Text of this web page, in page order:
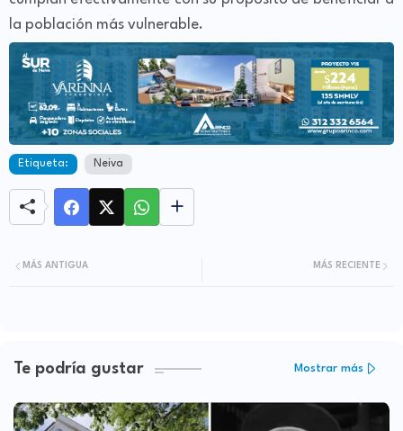
la población más vulnerable.
Etiqueta: Neiva
MÁS RECIENTE
MÁS ANTIGUA
Te podría gustar Mostrar más